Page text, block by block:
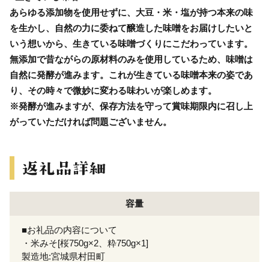
あらゆる添加物を使用せずに、大豆・米・塩が持つ本来の味
を生かし、自然の力に委ねて醸造した味噌をお届けしたいと
いう想いから、生きている味噌づくりにこだわっています。
無添加で昔ながらの原材料のみを使用しているため、味噌は
自然に発酵が進みます。これが生きている味噌本来の姿であ
り、その時々で微妙に変わる味わいが楽しめます。
※発酵が進みますが、保存方法を守って賞味期限内に召し上
がっていただければ問題ございません。
容量
■お礼品の内容について
・米みそ[桜750g×2、粋750g×1]
製造地:宮城県村田町